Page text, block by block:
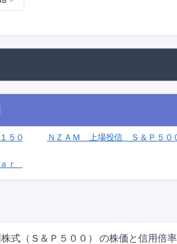
５０(2017)ＮＺＡＭ 上場投信 Ｓ＆Ｐ５０
ｒ 米国中小型 Ｍｏａｔ ＥＴＦ(2252)
式（Ｓ＆Ｐ５００） の株価と信用倍